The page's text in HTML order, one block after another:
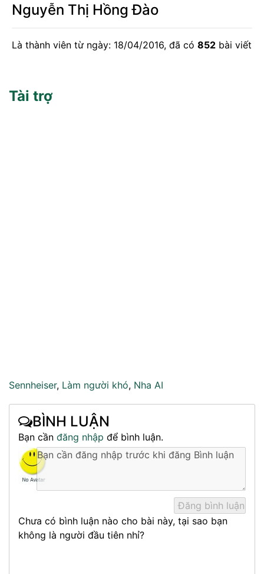
Nguyễn Thị Hồng Đào
Là thành viên từ ngày: 18/04/2016, đã có 852 bài viết
Tài trợ
Sennheiser, Làm người khó, Nha AI
BÌNH LUẬN
Bạn cần đăng nhập để bình luận.
Chưa có bình luận nào cho bài này, tại sao bạn
không là người đầu tiên nhỉ?